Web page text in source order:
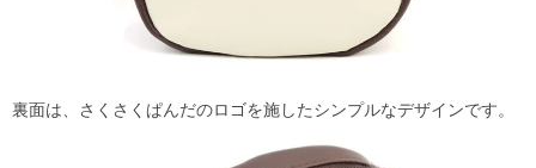
裏面は、さくさくぱんだのロゴを施したシンプルなデザインです。